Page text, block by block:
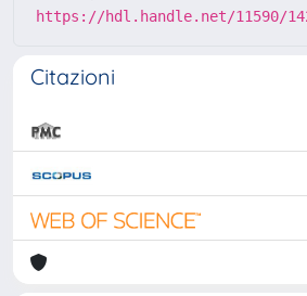
https://hdl.handle.net/11590/
Citazioni